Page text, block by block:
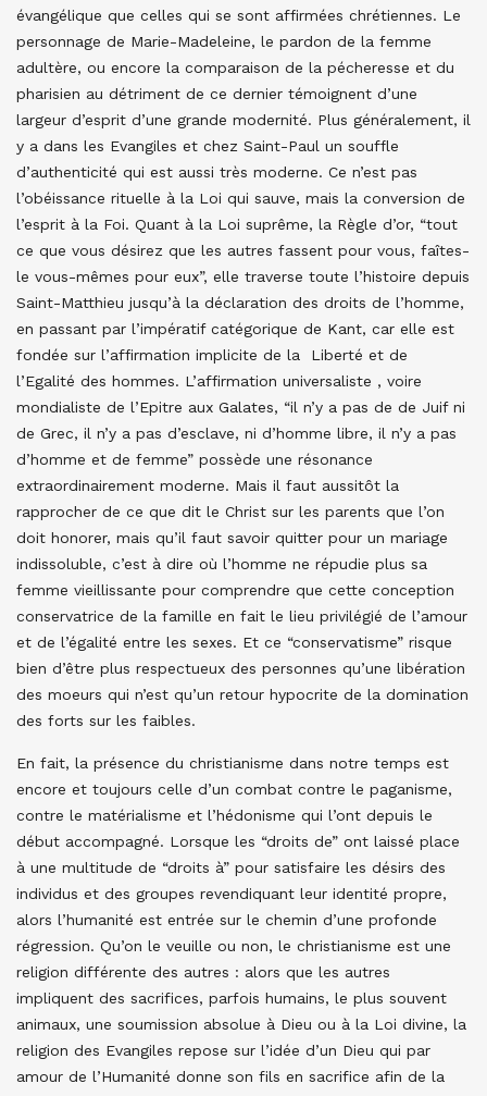
évangélique que celles qui se sont affirmées chrétiennes. Le
personnage de Marie-Madeleine, le pardon de la femme
adultère, ou encore la comparaison de la pécheresse et du
pharisien au détriment de ce dernier témoignent d’une
largeur d’esprit d’une grande modernité. Plus généralement, il
y a dans les Evangiles et chez Saint-Paul un souffle
d’authenticité qui est aussi très moderne. Ce n’est pas
l’obéissance rituelle à la Loi qui sauve, mais la conversion de
l’esprit à la Foi. Quant à la Loi suprême, la Règle d’or, “tout
ce que vous désirez que les autres fassent pour vous, faîtes-
le vous-mêmes pour eux”, elle traverse toute l’histoire depuis
Saint-Matthieu jusqu’à la déclaration des droits de l’homme,
en passant par l’impératif catégorique de Kant, car elle est
fondée sur l’affirmation implicite de la Liberté et de
l’Egalité des hommes. L’affirmation universaliste , voire
mondialiste de l’Epitre aux Galates, “il n’y a pas de de Juif ni
de Grec, il n’y a pas d’esclave, ni d’homme libre, il n’y a pas
d’homme et de femme” possède une résonance
extraordinairement moderne. Mais il faut aussitôt la
rapprocher de ce que dit le Christ sur les parents que l’on
doit honorer, mais qu’il faut savoir quitter pour un mariage
indissoluble, c’est à dire où l’homme ne répudie plus sa
femme vieillissante pour comprendre que cette conception
conservatrice de la famille en fait le lieu privilégié de l’amour
et de l’égalité entre les sexes. Et ce “conservatisme” risque
bien d’être plus respectueux des personnes qu’une libération
des moeurs qui n’est qu’un retour hypocrite de la domination
des forts sur les faibles.
En fait, la présence du christianisme dans notre temps est
encore et toujours celle d’un combat contre le paganisme,
contre le matérialisme et l’hédonisme qui l’ont depuis le
début accompagné. Lorsque les “droits de” ont laissé place
à une multitude de “droits à” pour satisfaire les désirs des
individus et des groupes revendiquant leur identité propre,
alors l’humanité est entrée sur le chemin d’une profonde
régression. Qu’on le veuille ou non, le christianisme est une
religion différente des autres : alors que les autres
impliquent des sacrifices, parfois humains, le plus souvent
animaux, une soumission absolue à Dieu ou à la Loi divine, la
religion des Evangiles repose sur l’idée d’un Dieu qui par
amour de l’Humanité donne son fils en sacrifice afin de la